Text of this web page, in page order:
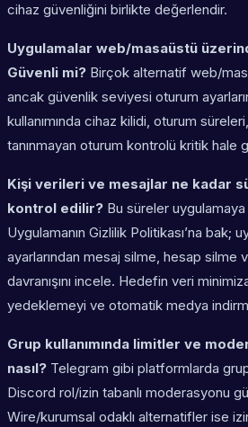
cihaz güvenliğini birlikte değerlendir.
Uygulamalar web/masaüstü
Güvenli mi? Birçok alternatif web/
ancak güvenlik seviyesi oturum
kullanımında cihaz kilidi, oturum
tanınmayan oturum kontrolü kritik hale
Kişi verileri ve mesajlar ne kadar
kontrol edilir? Bu süreler
Uygulamanın Gizlilik Politikası’na bak;
ayarlarından mesaj silme, hesap silme
davranışını incele. Hedefin veri
yedeklemeyi ve otomatik medya
Grup kullanımında limitler ve
nasıl? Telegram gibi platformlarda
Discord rol/izin tabanlı moderasyonu
Wire/kurumsal odaklı alternatifler ise